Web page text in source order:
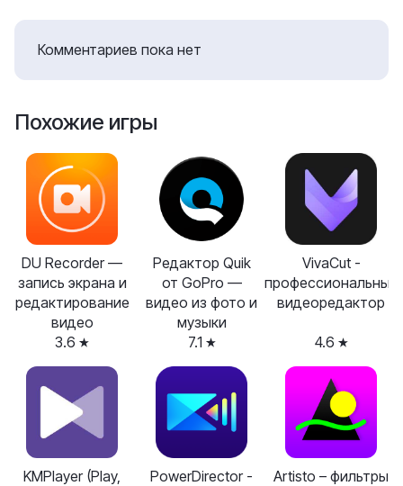
Комментариев пока нет
Похожие игры
DU Recorder —
запись экрана и
редактирование
видео
3.6
Редактор Quik
от GoPro —
видео из фото и
музыки
7.1
VivaCut -
профессиональный
видеоредактор
4.6
KMPlayer (Play,
PowerDirector -
Artisto – фильтры